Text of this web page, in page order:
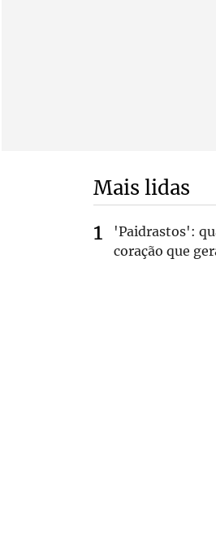
Mais lidas
'Paidrastos':
coração que